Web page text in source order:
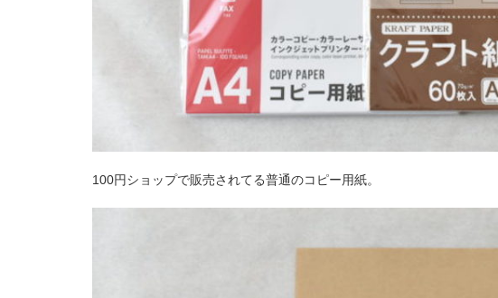
100円ショップで販売されてる普通のコピー用紙。